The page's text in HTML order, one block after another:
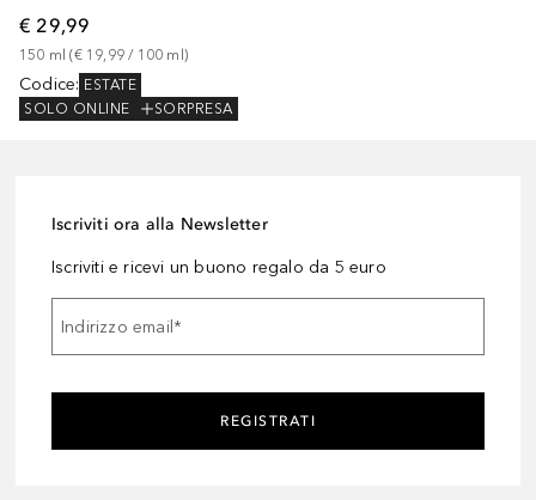
€ 29,99
150 ml (€ 19,99 / 100 ml )
Codice: ESTATE
SOLO ONLINE
SORPRESA
Iscriviti ora alla Newsletter
Iscriviti e ricevi un buono regalo da 5 euro
Indirizzo email *
REGISTRATI